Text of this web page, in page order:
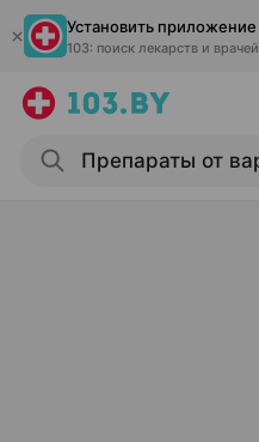
Установить приложение
103: поиск лекарств и врачей